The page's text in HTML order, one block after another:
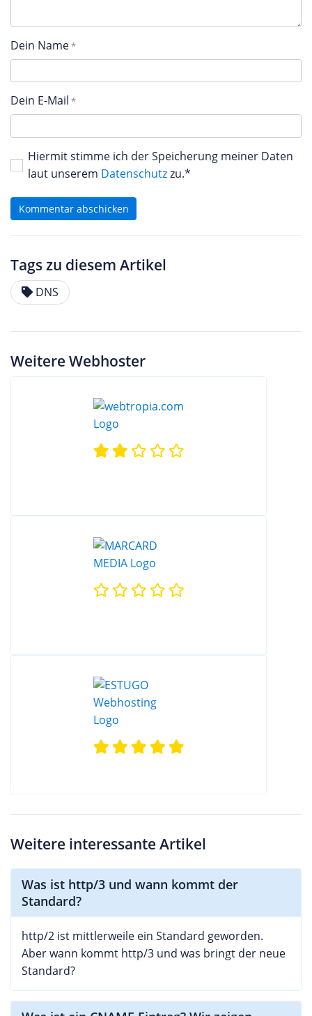
Dein Name
Dein E-Mail
Hiermit stimme ich der Speicherung meiner Daten
laut unserem Datenschutzzu.*
Kommentar abschicken
Tags zu diesem Artikel
DNS
Weitere Webhoster
Weitere interessante Artikel
Was ist http/3 und wann kommt der
Standard?
http/2 ist mittlerweile ein Standard geworden.
Aber wann kommt http/3 und was bringt der neue
Standard?